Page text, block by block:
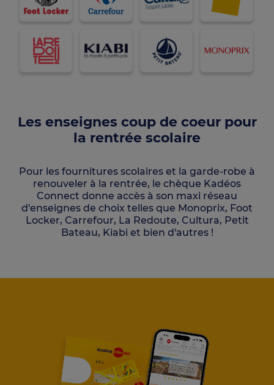
Les enseignes coup de coeur pour
la rentrée scolaire
Pour les fournitures scolaires et la garde-robe à
renouveler à la rentrée, le chèque Kadéos
Connect donne accès à son maxi réseau
d'enseignes de choix telles que Monoprix, Foot
Locker, Carrefour, La Redoute, Cultura, Petit
Bateau, Kiabi et bien d'autres !